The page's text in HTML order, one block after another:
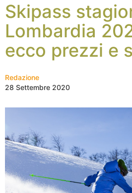
Skipass
Lombardia
ecco prezzi e
Redazione
28 Settembre 2020